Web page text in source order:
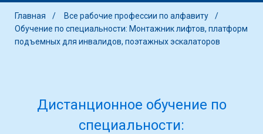
Главная
Все рабочие профессии по алфавиту
Обучение по специальности: Монтажник лифтов, платформ
подъемных для инвалидов, поэтажных эскалаторов
Дистанционное обучение по
специальности: